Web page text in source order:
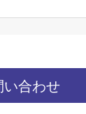
合わせ